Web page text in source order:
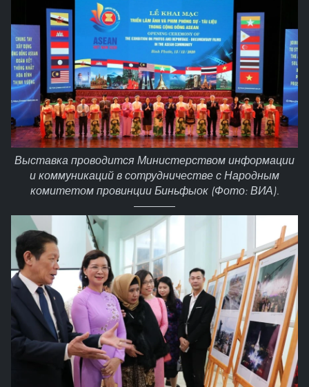
Выставка проводится Министерством информации
и коммуникаций в сотрудничестве с Народным
комитетом провинции Биньфыок (Фото: ВИА).